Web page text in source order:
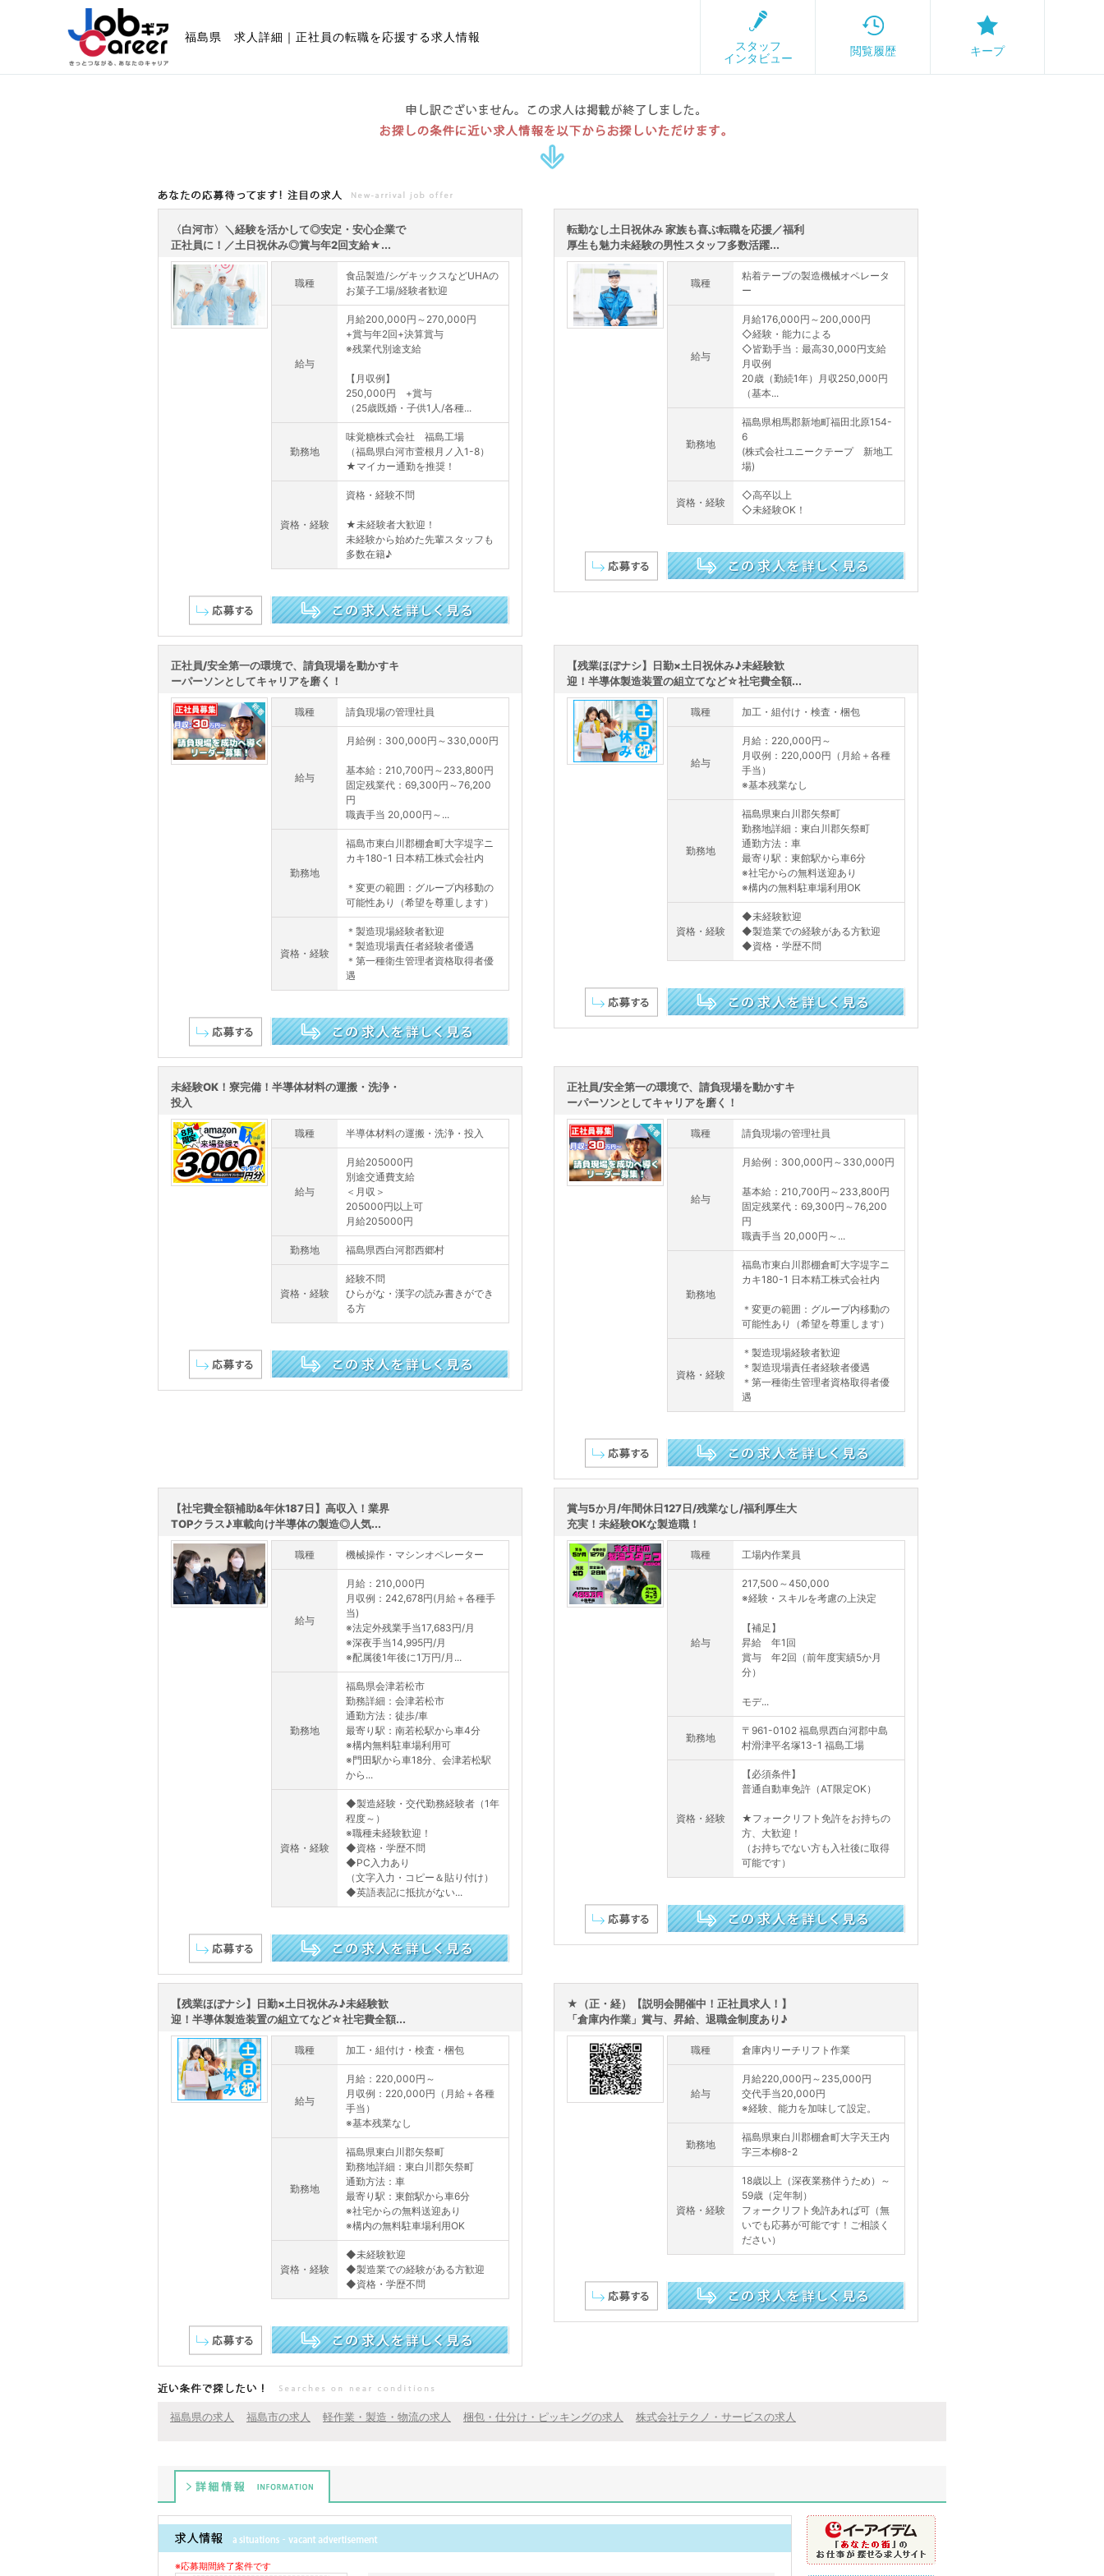
福島県 求人詳細｜正社員の転職を応援する求人情報
スタッフ
インタビュー
閲覧履歴 キープ
あなたの応募待ってます!注目の求人
〈白河市〉＼経験を活かして◎安定・安心企業で
正社員に！／土日祝休み◎賞与年2回支給★...
職種
食品製造/シゲキックスなどUHAの
お菓子工場/経験者歓迎
給与
月給200,000円～270,000円
+賞与年2回+決算賞与
※残業代別途支給
【月収例】
250,000円 +賞与
（25歳既婚・子供1人/各種...
勤務地
味覚糖株式会社 福島工場
（福島県白河市萱根月ノ入1-8）
★マイカー通勤を推奨！
資格・経験
資格・経験不問
★未経験者大歓迎！
未経験から始めた先輩スタッフも
多数在籍♪
転勤なし土日祝休み 家族も喜ぶ転職を応援／福利
厚生も魅力未経験の男性スタッフ多数活躍...
職種
粘着テープの製造機械オペレータ
ー
給与
月給176,000円～200,000円
◇経験・能力による
◇皆勤手当：最高30,000円支給
月収例
20歳（勤続1年）月収250,000円
（基本...
勤務地
福島県相馬郡新地町福田北原154-
6
(株式会社ユニークテープ 新地工
場)
資格・経験
◇高卒以上
◇未経験OK！
正社員/安全第一の環境で、請負現場を動かすキ
ーパーソンとしてキャリアを磨く！
職種 請負現場の管理社員
給与
月給例：300,000円～330,000円
基本給：210,700円～233,800円
固定残業代：69,300円～76,200
円
職責手当 20,000円～...
勤務地
福島市東白川郡棚倉町大字堤字ニ
カキ180-1 日本精工株式会社内
＊変更の範囲：グループ内移動の
可能性あり（希望を尊重します）
資格・経験
＊製造現場経験者歓迎
＊製造現場責任者経験者優遇
＊第一種衛生管理者資格取得者優
遇
【残業ほぼナシ】日勤×土日祝休み♪未経験歓
迎！半導体製造装置の組立てなど☆社宅費全額...
職種 加工・組付け・検査・梱包
給与
月給：220,000円～
月収例：220,000円（月給＋各種
手当）
※基本残業なし
勤務地
福島県東白川郡矢祭町
勤務地詳細：東白川郡矢祭町
通勤方法：車
最寄り駅：東館駅から車6分
※社宅からの無料送迎あり
※構内の無料駐車場利用OK
資格・経験
◆未経験歓迎
◆製造業での経験がある方歓迎
◆資格・学歴不問
未経験OK！寮完備！半導体材料の運搬・洗浄・
投入
職種 半導体材料の運搬・洗浄・投入
給与
月給205000円
別途交通費支給
＜月収＞
205000円以上可
月給205000円
勤務地 福島県西白河郡西郷村
資格・経験
経験不問
ひらがな・漢字の読み書きができ
る方
正社員/安全第一の環境で、請負現場を動かすキ
ーパーソンとしてキャリアを磨く！
職種 請負現場の管理社員
給与
月給例：300,000円～330,000円
基本給：210,700円～233,800円
固定残業代：69,300円～76,200
円
職責手当 20,000円～...
勤務地
福島市東白川郡棚倉町大字堤字ニ
カキ180-1 日本精工株式会社内
＊変更の範囲：グループ内移動の
可能性あり（希望を尊重します）
資格・経験
＊製造現場経験者歓迎
＊製造現場責任者経験者優遇
＊第一種衛生管理者資格取得者優
遇
【社宅費全額補助&年休187日】高収入！業界
TOPクラス♪車載向け半導体の製造◎人気...
職種 機械操作・マシンオペレーター
給与
月給：210,000円
月収例：242,678円(月給＋各種手
当)
※法定外残業手当17,683円/月
※深夜手当14,995円/月
※配属後1年後に1万円/月...
勤務地
福島県会津若松市
勤務詳細：会津若松市
通勤方法：徒歩/車
最寄り駅：南若松駅から車4分
※構内無料駐車場利用可
※門田駅から車18分、会津若松駅
から...
資格・経験
◆製造経験・交代勤務経験者（1年
程度～）
※職種未経験歓迎！
◆資格・学歴不問
◆PC入力あり
（文字入力・コピー＆貼り付け）
◆英語表記に抵抗がない...
賞与5か月/年間休日127日/残業なし/福利厚生大
充実！未経験OKな製造職！
職種 工場内作業員
給与
217,500～450,000
※経験・スキルを考慮の上決定
【補足】
昇給 年1回
賞与 年2回（前年度実績5か月
分）
モデ...
勤務地
〒961-0102 福島県西白河郡中島
村滑津平名塚13-1 福島工場
資格・経験
【必須条件】
普通自動車免許（AT限定OK）
★フォークリフト免許をお持ちの
方、大歓迎！
（お持ちでない方も入社後に取得
可能です）
【残業ほぼナシ】日勤×土日祝休み♪未経験歓
迎！半導体製造装置の組立てなど☆社宅費全額...
職種 加工・組付け・検査・梱包
給与
月給：220,000円～
月収例：220,000円（月給＋各種
手当）
※基本残業なし
勤務地
福島県東白川郡矢祭町
勤務地詳細：東白川郡矢祭町
通勤方法：車
最寄り駅：東館駅から車6分
※社宅からの無料送迎あり
※構内の無料駐車場利用OK
資格・経験
◆未経験歓迎
◆製造業での経験がある方歓迎
◆資格・学歴不問
★（正・経）【説明会開催中！正社員求人！】
「倉庫内作業」賞与、昇給、退職金制度あり♪
職種 倉庫内リーチリフト作業
給与
月給220,000円～235,000円
交代手当20,000円
※経験、能力を加味して設定。
勤務地
福島県東白川郡棚倉町大字天王内
字三本柳8-2
資格・経験
18歳以上（深夜業務伴うため）～
59歳（定年制）
フォークリフト免許あれば可（無
いでも応募が可能です！ご相談く
ださい）
福島県の求人 福島市の求人 軽作業・製造・物流の求人 梱包・仕分け・ピッキングの求人 株式会社テクノ・サービスの求人
※応募期間終了案件です